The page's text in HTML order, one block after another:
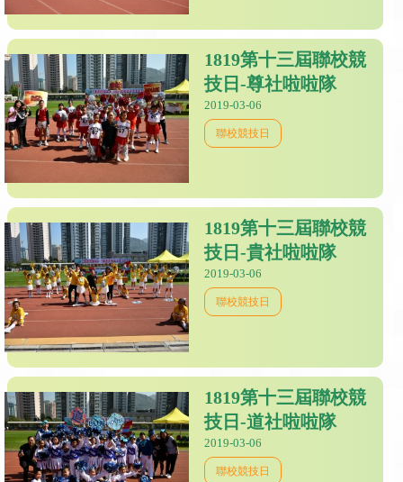
1819第十三屆聯校競
技日-尊社啦啦隊
2019-03-06
聯校競技日
1819第十三屆聯校競
技日-貴社啦啦隊
2019-03-06
聯校競技日
1819第十三屆聯校競
技日-道社啦啦隊
2019-03-06
聯校競技日